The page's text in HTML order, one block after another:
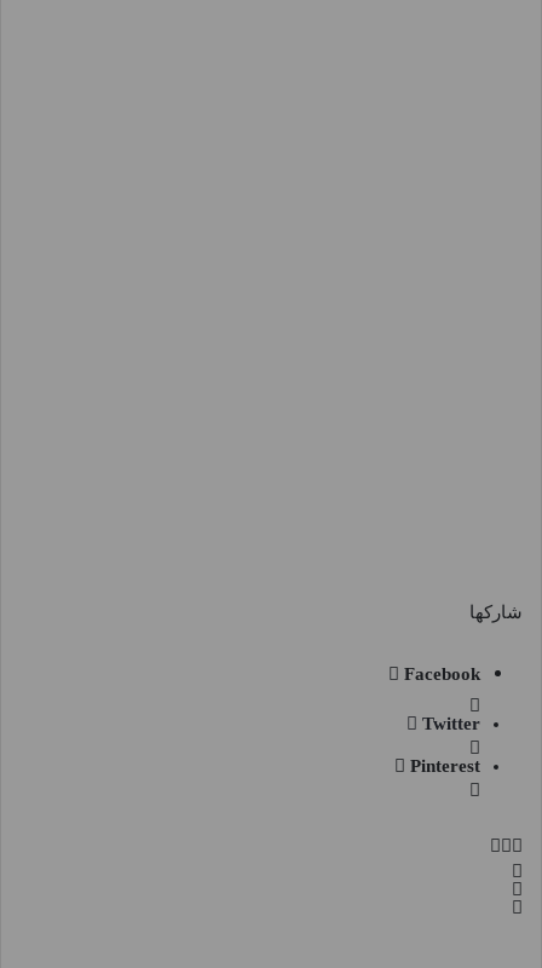
شاركها
Facebook
Twitter
Pinterest